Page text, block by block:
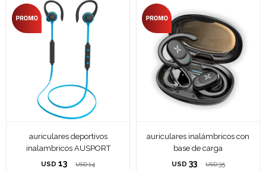
auriculares deportivos
inalambricos AUSPORT
USD 13 USD 14
auriculares inalámbricos con
base de carga
USD 33 USD 35